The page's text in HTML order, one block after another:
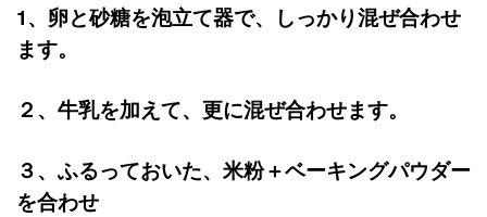
1、卵と砂糖を泡立て器で、しっかり混ぜ合わせ
ます。
２、牛乳を加えて、更に混ぜ合わせます。
３、ふるっておいた、米粉＋ベーキングパウダー
を合わせ